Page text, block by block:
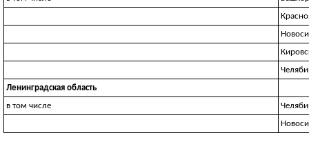
Ленинградская область
в том числе